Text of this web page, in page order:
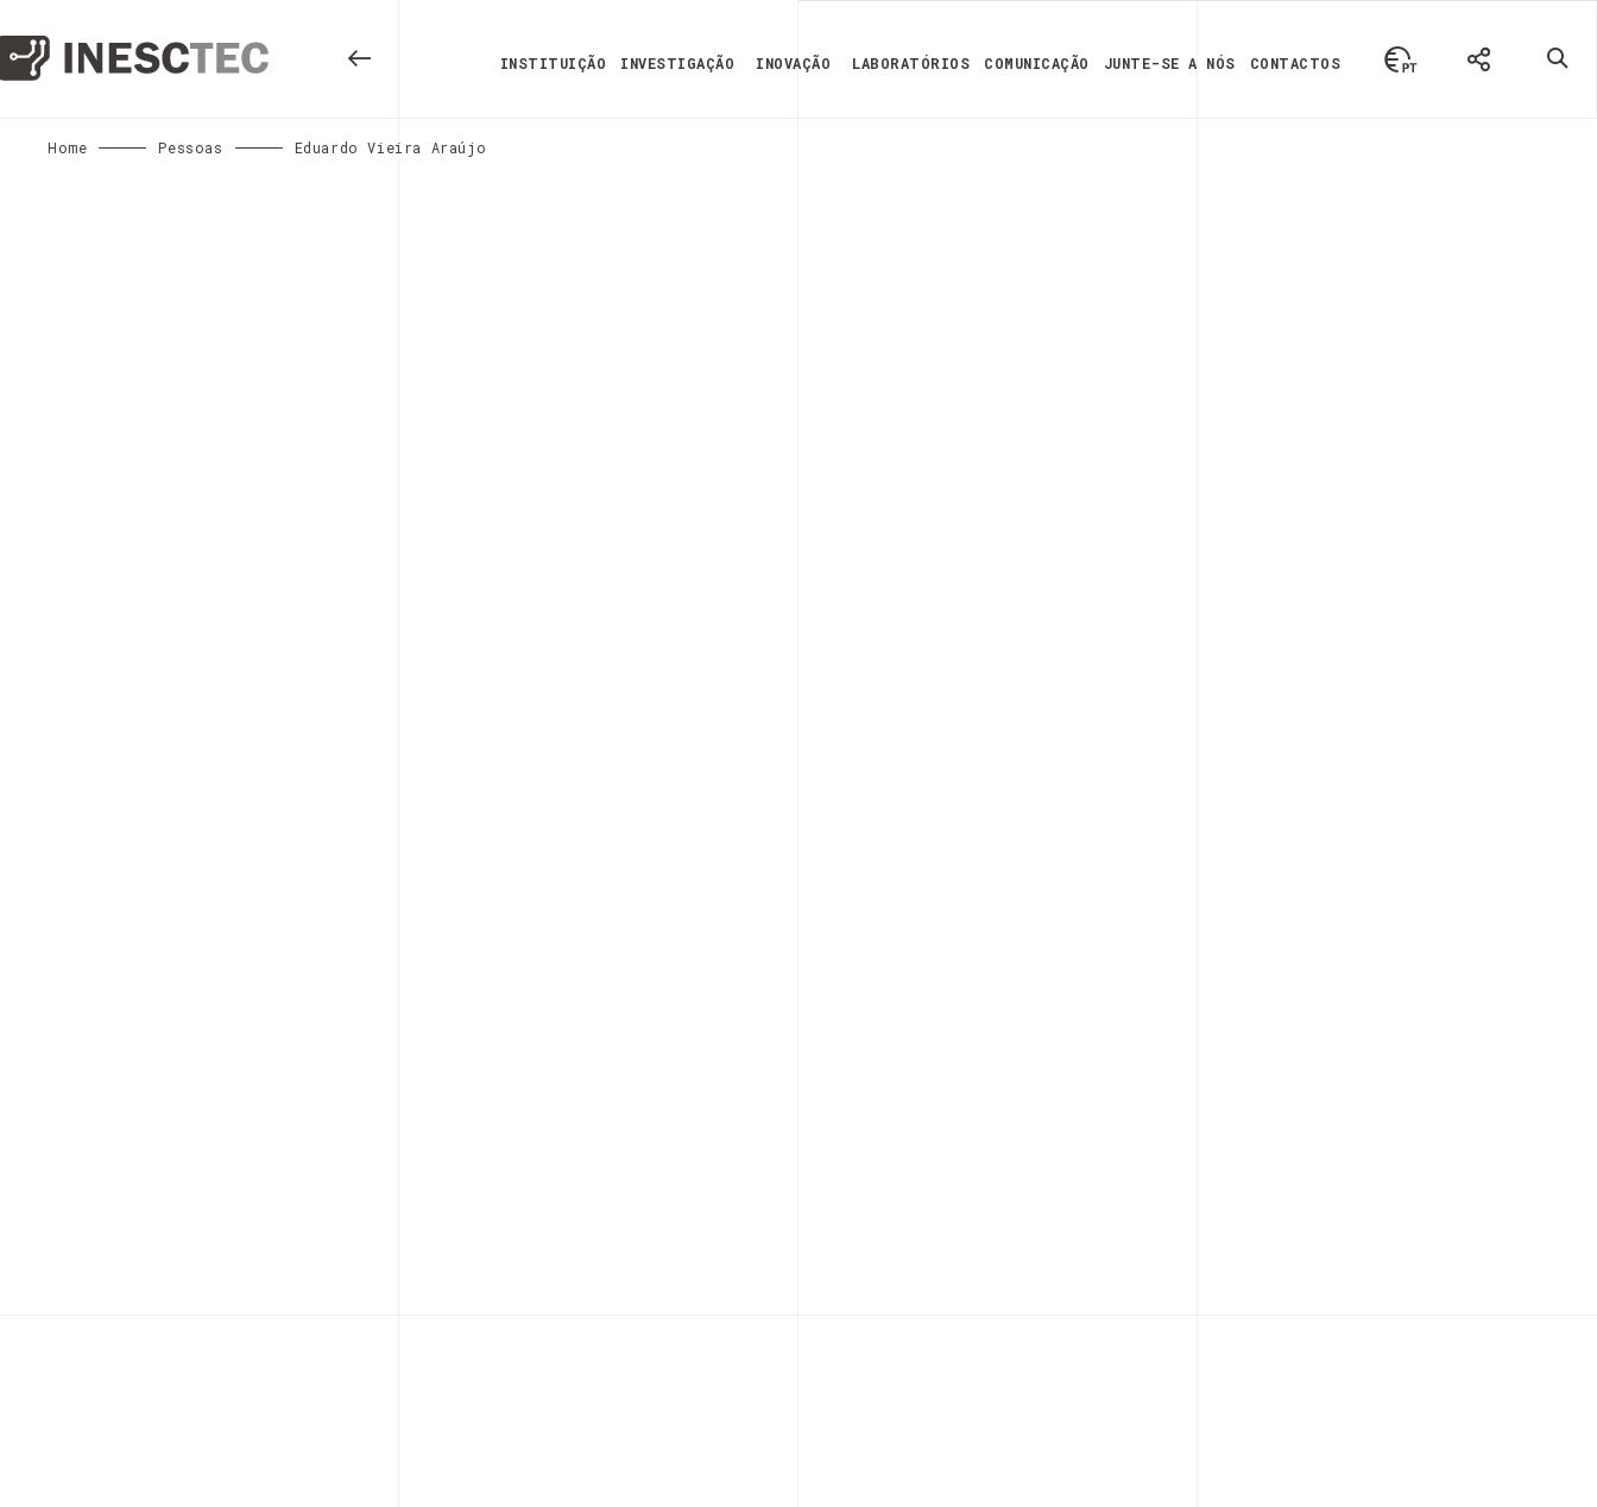
INSTITUIÇÃO INVESTIGAÇÃO INOVAÇÃO LABORATÓRIOS COMUNICAÇÃO JUNTE-SE A NÓS CONTACTOS
Home Pessoas Eduardo Vieira Araújo